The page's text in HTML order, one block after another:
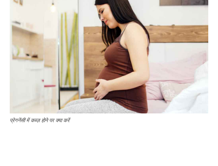
प्रेगनेंसी में कब्ज़ होने पर क्या करें